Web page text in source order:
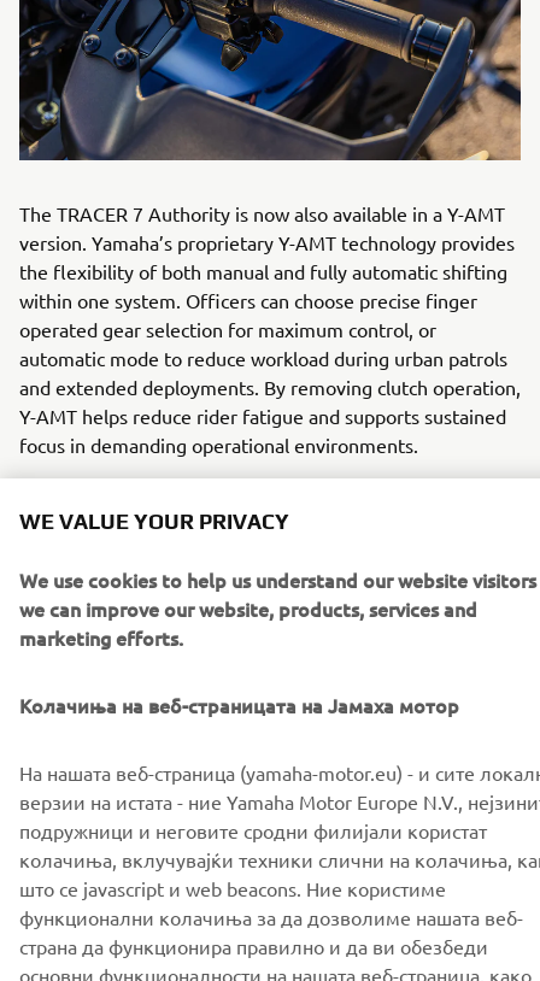
The TRACER 7 Authority is now also available in a Y-AMT
version. Yamaha’s proprietary Y-AMT technology provides
the flexibility of both manual and fully automatic shifting
within one system. Officers can choose precise finger
operated gear selection for maximum control, or
automatic mode to reduce workload during urban patrols
and extended deployments. By removing clutch operation,
Y-AMT helps reduce rider fatigue and supports sustained
focus in demanding operational environments.
Downloads
CORPORATE
FOR BUSINESS
WE VALUE YOUR PRIVACY
We use cookies to help us understand our website visitors
we can improve our website, products, services and
marketing efforts.
Колачиња на веб-страницата на Јамаха мотор
На нашата веб-страница (yamaha-motor.eu) - и сите
верзии на истата - ние Yamaha Motor Europe N.V.,
подружници и неговите сродни филијали користат
колачиња, вклучувајќи техники слични на колачиња,
што се javascript и web beacons. Ние користиме
функционални колачиња за да дозволиме нашата веб-
страна да функционира правилно и да ви обезбеди
основни функционалности на нашата веб-страница, како